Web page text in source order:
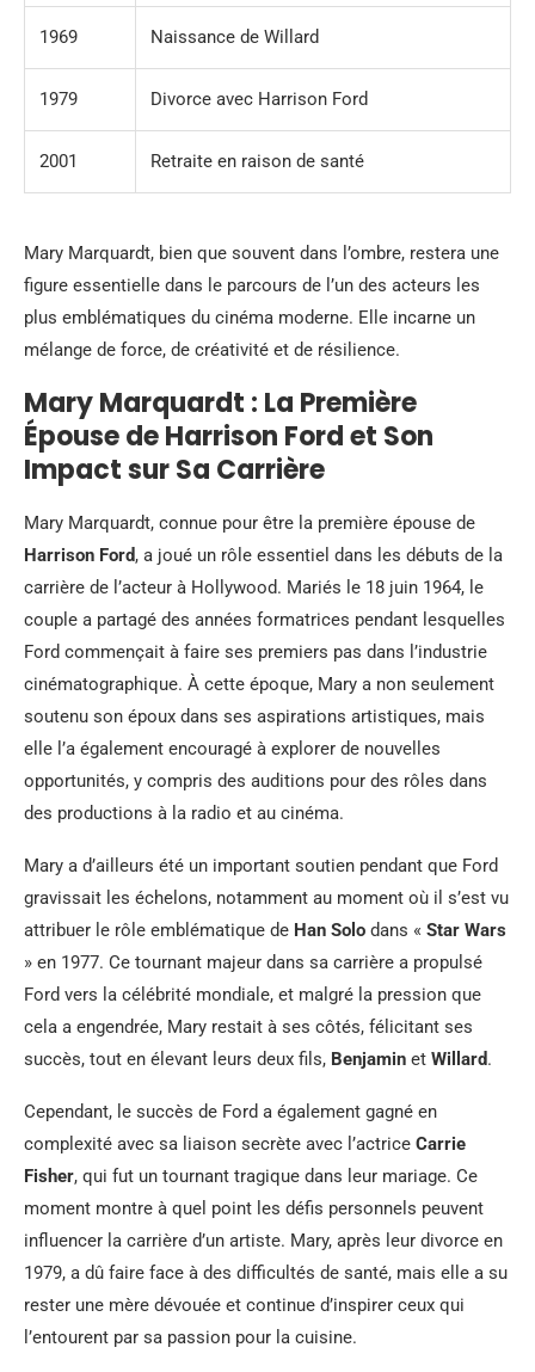
1969 Naissance de Willard
1979 Divorce avec Harrison Ford
2001 Retraite en raison de santé
Mary Marquardt, bien que souvent dans l’ombre, restera une
figure essentielle dans le parcours de l’un des acteurs les
plus emblématiques du cinéma moderne. Elle incarne un
mélange de force, de créativité et de résilience.
Mary Marquardt : La Première
Épouse de Harrison Ford et Son
Impact sur Sa Carrière
Mary Marquardt, connue pour être la première épouse de
Harrison Ford, a joué un rôle essentiel dans les débuts de la
carrière de l’acteur à Hollywood. Mariés le 18 juin 1964, le
couple a partagé des années formatrices pendant lesquelles
Ford commençait à faire ses premiers pas dans l’industrie
cinématographique. À cette époque, Mary a non seulement
soutenu son époux dans ses aspirations artistiques, mais
elle l’a également encouragé à explorer de nouvelles
opportunités, y compris des auditions pour des rôles dans
des productions à la radio et au cinéma.
Mary a d’ailleurs été un important soutien pendant que Ford
gravissait les échelons, notamment au moment où il s’est vu
attribuer le rôle emblématique de Han Solo dans « Star Wars
» en 1977. Ce tournant majeur dans sa carrière a propulsé
Ford vers la célébrité mondiale, et malgré la pression que
cela a engendrée, Mary restait à ses côtés, félicitant ses
succès, tout en élevant leurs deux fils, Benjamin et Willard.
Cependant, le succès de Ford a également gagné en
complexité avec sa liaison secrète avec l’actrice Carrie
Fisher, qui fut un tournant tragique dans leur mariage. Ce
moment montre à quel point les défis personnels peuvent
influencer la carrière d’un artiste. Mary, après leur divorce en
1979, a dû faire face à des difficultés de santé, mais elle a su
rester une mère dévouée et continue d’inspirer ceux qui
l’entourent par sa passion pour la cuisine.